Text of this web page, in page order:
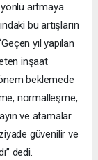
yönlü artmaya
bu artışların
yıl yapılan
inşaat
beklemede
normalleşme,
ve atamalar
güvenilir ve
dedi.